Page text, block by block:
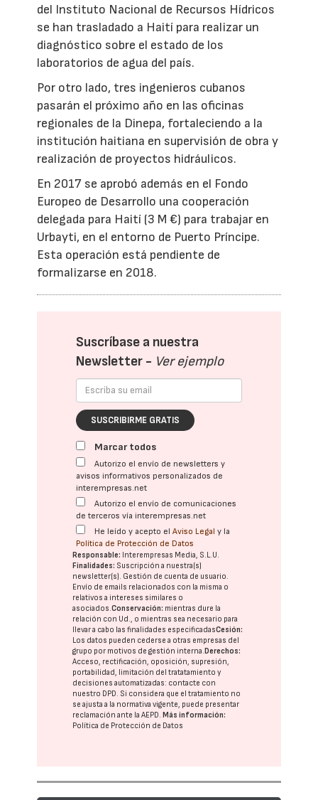
del Instituto Nacional de Recursos Hídricos
se han trasladado a Haití para realizar un
diagnóstico sobre el estado de los
laboratorios de agua del país.
Por otro lado, tres ingenieros cubanos
pasarán el próximo año en las oficinas
regionales de la Dinepa, fortaleciendo a la
institución haitiana en supervisión de obra y
realización de proyectos hidráulicos.
En 2017 se aprobó además en el Fondo
Europeo de Desarrollo una cooperación
delegada para Haití (3 M €) para trabajar en
Urbayti, en el entorno de Puerto Príncipe.
Esta operación está pendiente de
formalizarse en 2018.​
Suscríbase a nuestra
Newsletter - Ver ejemplo
SUSCRIBIRME GRATIS
Marcar todos
Autorizo el envío de newsletters y
avisos informativos personalizados de
interempresas.net
Autorizo el envío de comunicaciones
de terceros vía interempresas.net
He leído y acepto elAviso Legal y la
Política de Protección de Datos
Responsable: Interempresas Media, S.L.U.
Finalidades: Suscripción a nuestra(s)
newsletter(s). Gestión de cuenta de usuario.
Envío de emails relacionados con la misma o
relativos a intereses similares o
asociados.Conservación: mientras dure la
relación con Ud., o mientras sea necesario para
llevar a cabo las finalidades especificadasCesión:
Los datos pueden cederse a otras empresas del
grupo por motivos de gestión interna.Derechos:
Acceso, rectificación, oposición, supresión,
portabilidad, limitación del tratatamiento y
decisiones automatizadas: contacte con
nuestro DPD. Si considera que el tratamiento no
se ajusta a la normativa vigente, puede presentar
reclamación ante laAEPD.Más información:
Política de Protección de Datos